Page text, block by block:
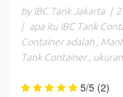
by IBC Tank Jakarta |
| apa itu IBC Tank
Container adalah ,
Tank Container ,
5/5 (2)